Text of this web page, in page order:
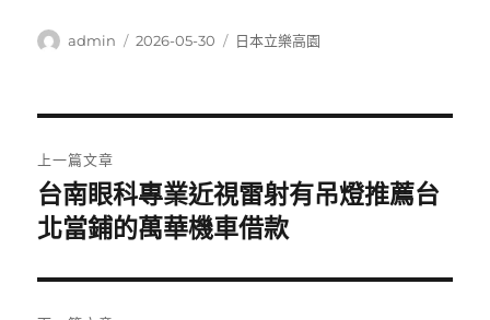
作
admin
發
2026-05-30
分
日本立樂高園
章
導
覽
上一篇文章
上
一
文
章:
台南眼科專業近視雷射有吊燈推薦台
北當鋪的萬華機車借款